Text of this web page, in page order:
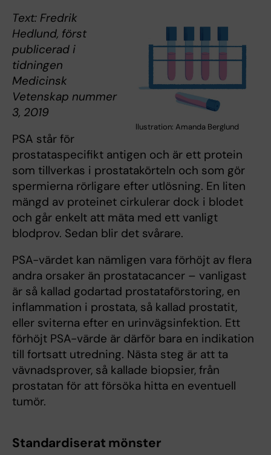
llustration: Amanda Berglund
Text: Fredrik
Hedlund, först
publicerad i
tidningen
Medicinsk
Vetenskap nummer
3, 2019
PSA står för
prostataspecifikt antigen och är ett protein
som tillverkas i prostatakörteln och som gör
spermierna rörligare efter utlösning. En liten
mängd av proteinet cirkulerar dock i blodet
och går enkelt att mäta med ett vanligt
blodprov. Sedan blir det svårare.
PSA-värdet kan nämligen vara förhöjt av flera
andra orsaker än prostatacancer – vanligast
är så kallad godartad prostataförstoring, en
inflammation i prostata, så kallad prostatit,
eller sviterna efter en urinvägsinfektion. Ett
förhöjt PSA-värde är därför bara en indikation
till fortsatt utredning. Nästa steg är att ta
vävnadsprover, så kallade biopsier, från
prostatan för att försöka hitta en eventuell
tumör.
Standardiserat mönster